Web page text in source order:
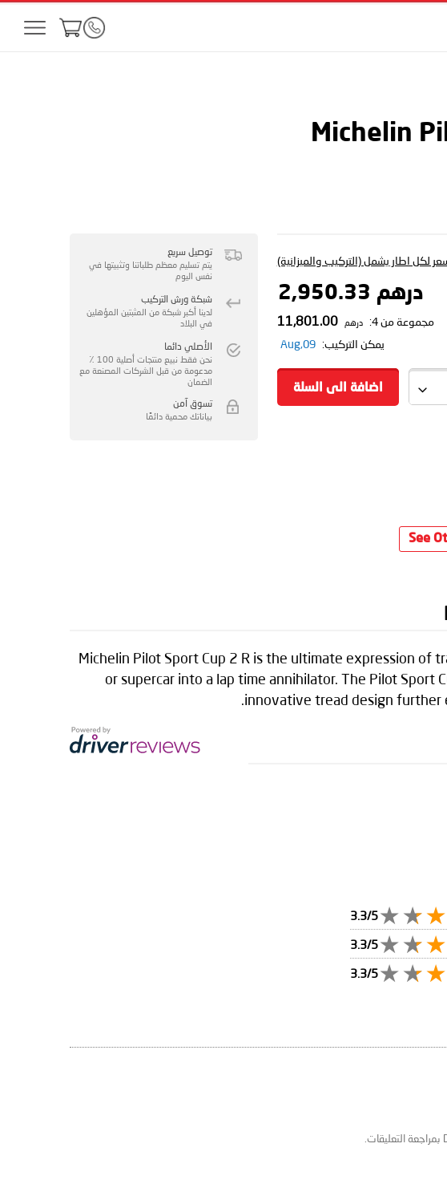
Michelin
لكل اطار يشمل (التركيب والميزانية)
درهم 2,950.33
مجموعة من 4: درهم 11,801.00
يمكن التركيب: 09,Aug
اضافة الى السلة
توصيل سريع
يتم تسليم معظم طلباتنا وتثبيتها في
نفس اليوم
شبكة ورش التركيب
لدينا أكبر شبكة من المثبتين المؤهلين
في البلاد
الأصلي دائما
نحن فقط نبيع منتجات أصلية 100 ٪
مدعومة من قبل الشركات المصنعة مع
الضمان
تسوق آمن
بياناتك محمية دائمًا
See
Michelin Pilot Sport Cup 2 R is the ultimate expression of
or supercar into a lap time annihilator. The Pilot Sport
innovative tread design further
3.3/5
3.3/5
3.3/5